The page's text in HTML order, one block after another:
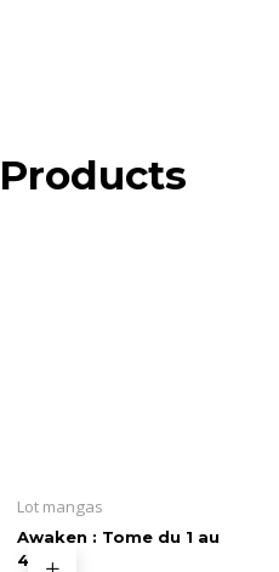
Lot mangas
Awaken : Tome du 1 au
4